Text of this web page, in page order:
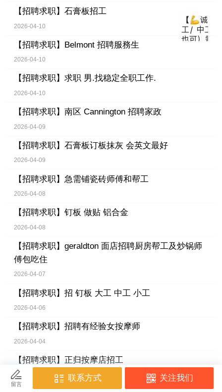
【招聘求职】 石膏板招工
2026-04-10
【招聘求职】 Belmont 招聘服務生
2026-04-10
【招聘求职】 求职 男.找稳定全职工作.
2026-04-10
【招聘求职】 南区 Cannington 招聘家政
2026-04-09
【招聘求职】 石膏板订板抹灰 会英文最好
2026-04-09
【招聘求职】 急需铺瓷砖师傅和帮工
2026-04-08
【招聘求职】 钉板 做贴 铝合金
2026-04-08
【招聘求职】 geraldton 面店招聘厨房帮工及炒锅师
傅包吃住
2026-04-07
【招聘求职】 招 钉板 大工 中工 小工
2026-04-06
【招聘求职】 招聘有经验女按摩师
2026-04-04
【招聘求职】 正归按摩店招工
2026-04-04